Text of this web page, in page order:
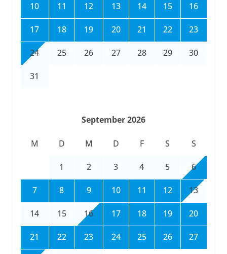
10 11 12 13 14 15 16
17 18 19 20 21 22 23
24 25 26 27 28 29 30
31
September 2026
M D M D F S S
1 2 3 4 5 6
7 8 9 10 11 12 13
14 15 16 17 18 19 20
21 22 23 24 25 26 27